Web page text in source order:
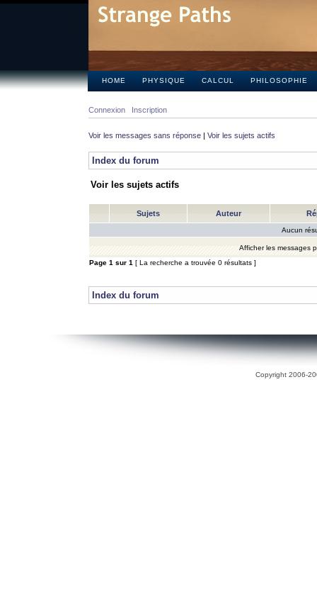
HOME PHYSIQUE CALCUL PHILOSOPHIE
Connexion Inscription
Voir les messages sans réponse | Voir les sujets actifs
Index du forum
Voir les sujets actifs
Sujets Auteur
Aucun
Afficher les messages
Page 1 sur 1 [ La recherche a trouvée 0 résultats ]
Index du forum
Copyright 2006-